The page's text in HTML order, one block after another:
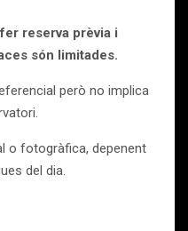
reserva prèvia i
són limitades.
però no implica
o fotogràfica, depenent
del dia.